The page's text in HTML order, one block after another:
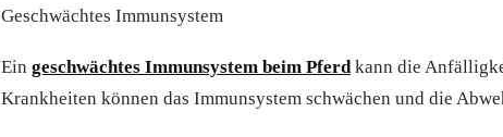
Geschwächtes Immunsystem
Ein geschwächtes Immunsystem beim Pferdkann die
Krankheiten können das Immunsystem schwächen und die